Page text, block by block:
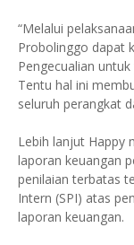
“Melalui
Probolinggo dapat
Pengecualian
Tentu hal ini
seluruh perangkat
Lebih lanjut Happy
laporan keuangan
penilaian terbatas
Intern (SPI) atas
laporan keuangan.